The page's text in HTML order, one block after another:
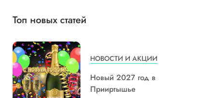
Топ новых статей
НОВОСТИ И АКЦИИ
Новый 2027 год в
Прииртышье